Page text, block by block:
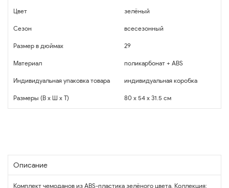
Цвет зелёный
Сезон всесезонный
Размер в дюймах 29
Материал поликарбонат + ABS
Индивидуальная упаковка товара индивидуальная коробка
Размеры (В x Ш x Т) 80 x 54 x 31.5 см
Описание
Комплект чемоданов из ABS-пластика зелёного цвета. Коллекция: